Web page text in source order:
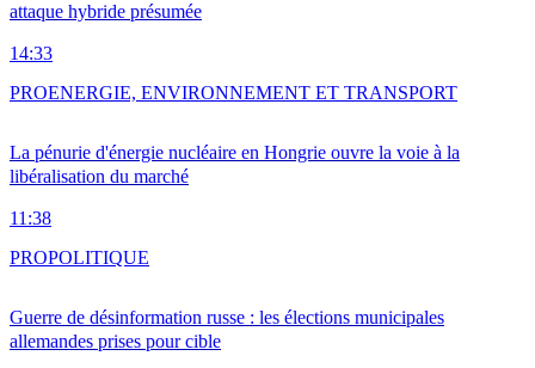
attaque hybride présumée
14:33
La pénurie d'énergie nucléaire en Hongrie ouvre la voie à la
libéralisation du marché
11:38
PROENERGIE, ENVIRONNEMENT ET TRANSPORT
Guerre de désinformation russe : les élections municipales
allemandes prises pour cible
PROPOLITIQUE